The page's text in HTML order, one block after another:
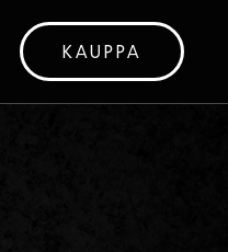
KAUPPA